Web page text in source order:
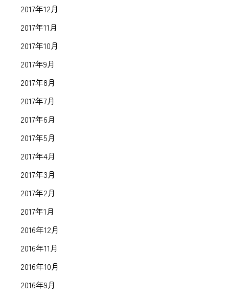
2017年12月
2017年11月
2017年10月
2017年9月
2017年8月
2017年7月
2017年6月
2017年5月
2017年4月
2017年3月
2017年2月
2017年1月
2016年12月
2016年11月
2016年10月
2016年9月